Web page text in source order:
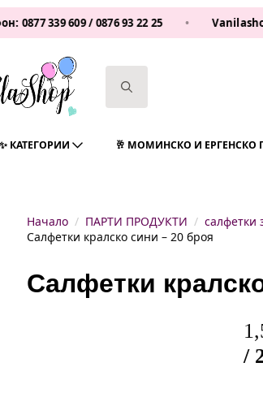
609/0876 93 22 25 •
✨ КАТЕГОРИИ 🥂 МОМИНСКО И ЕРГЕНСКО
Начало ПАРТИ ПРОДУКТИ
салфетки
Салфетки кралско сини – 20 броя
Салфетки
/